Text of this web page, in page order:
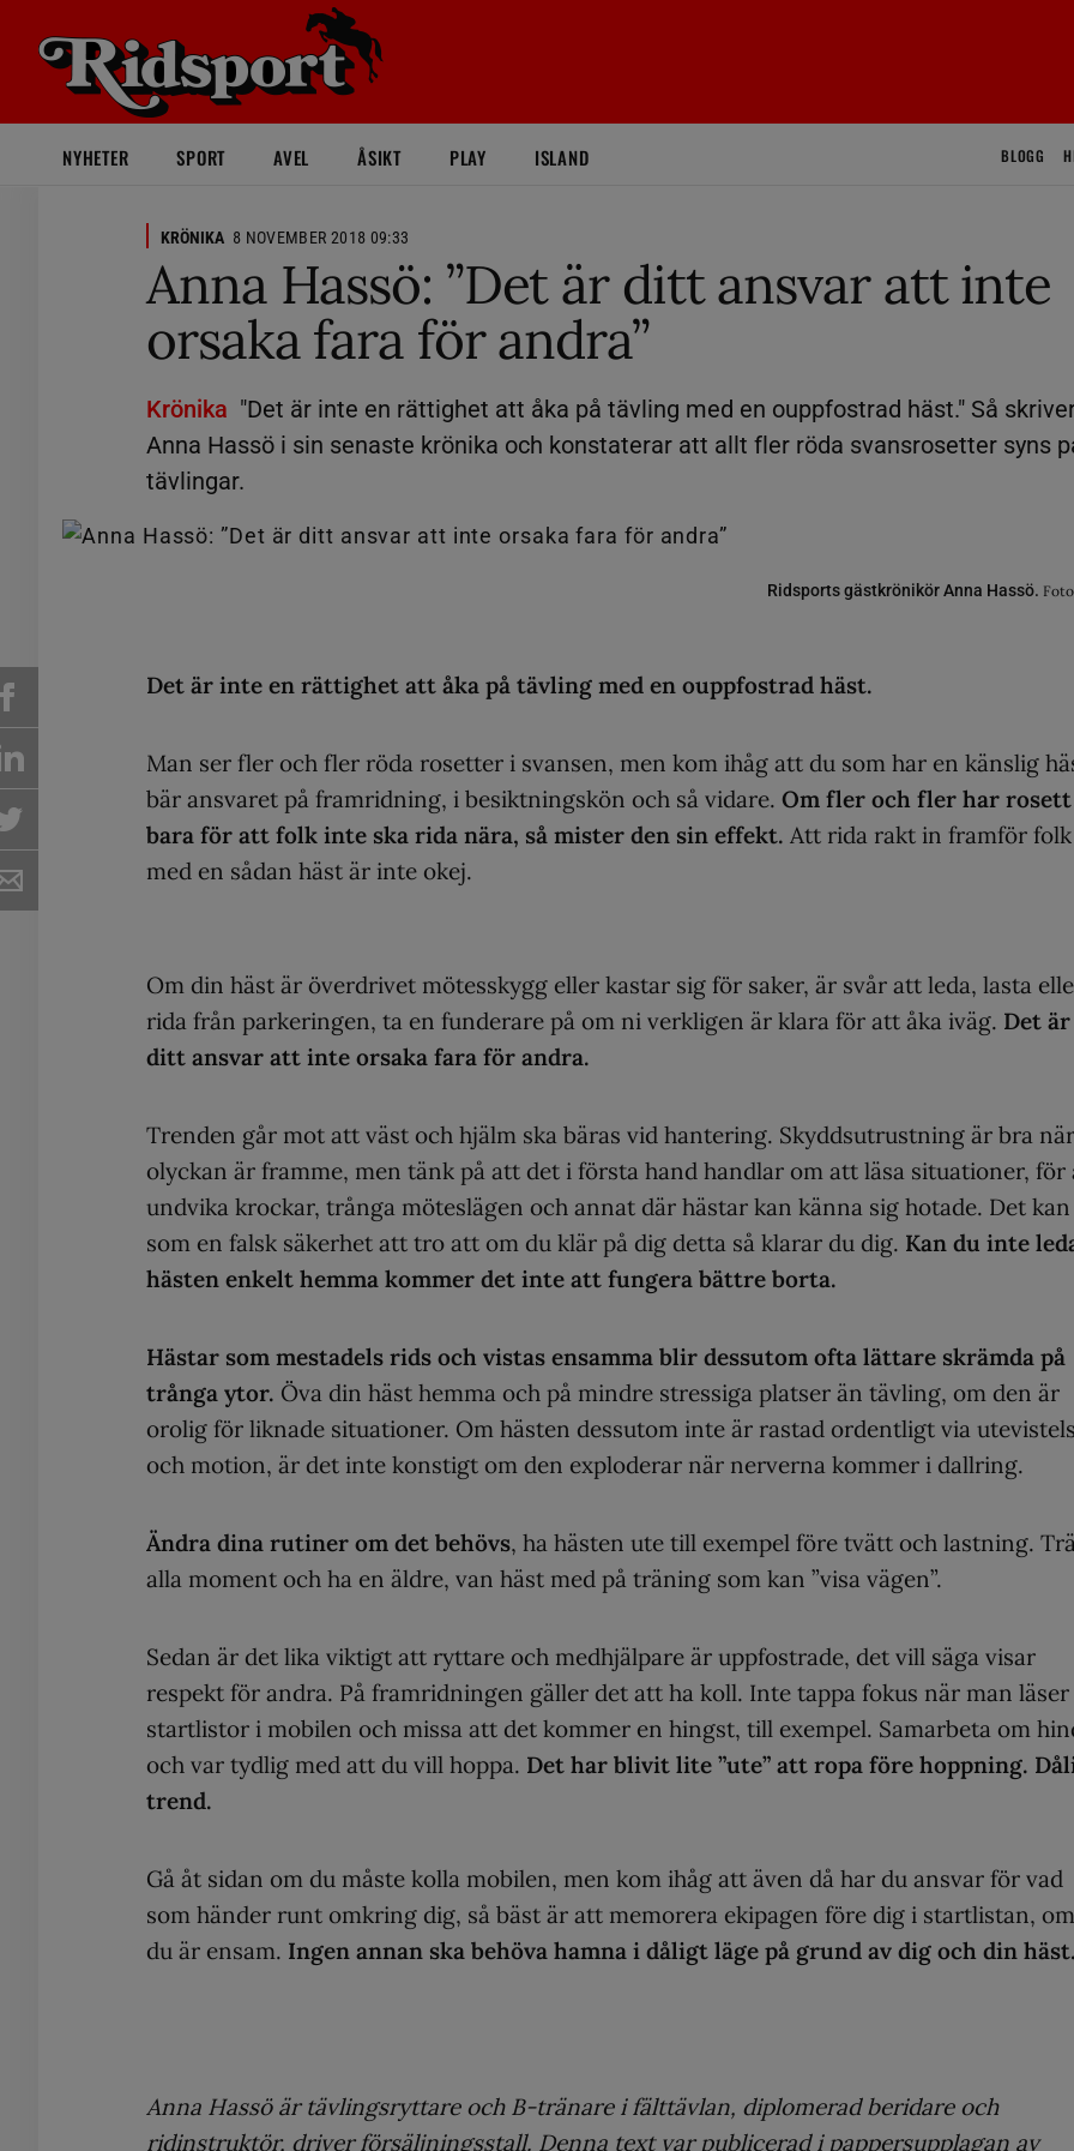
NYHETER SPORT AVEL ÅSIKT PLAY ISLAND BLOGG
KRÖNIKA 8 NOVEMBER 2018 09:33
Anna Hassö: ”Det är ditt ansvar att inte
orsaka fara för andra”
Krönika "Det är inte en rättighet att åka på tävling med en ouppfostrad häst." Så
Anna Hassö i sin senaste krönika och konstaterar att allt fler röda svansrosetter syns
tävlingar.
Ridsports gästkrönikör Anna Hassö.
Det är inte en rättighet att åka på tävling med en ouppfostrad häst.
Man ser fler och fler röda rosetter i svansen, men kom ihåg att du som har en känslig
bär ansvaret på framridning, i besiktningskön och så vidare. Om fler och fler har rosett
bara för att folk inte ska rida nära, så mister den sin effekt. Att rida rakt in framför folk
med en sådan häst är inte okej.
Om din häst är överdrivet mötesskygg eller kastar sig för saker, är svår att leda, lasta
rida från parkeringen, ta en funderare på om ni verkligen är klara för att åka iväg. Det är
ditt ansvar att inte orsaka fara för andra.
Trenden går mot att väst och hjälm ska bäras vid hantering. Skyddsutrustning är bra när
olyckan är framme, men tänk på att det i första hand handlar om att läsa situationer, för
undvika krockar, trånga möteslägen och annat där hästar kan känna sig hotade. Det
som en falsk säkerhet att tro att om du klär på dig detta så klarar du dig. Kan du inte
hästen enkelt hemma kommer det inte att fungera bättre borta.
Hästar som mestadels rids och vistas ensamma blir dessutom ofta lättare skrämda på
trånga ytor. Öva din häst hemma och på mindre stressiga platser än tävling, om den är
orolig för liknade situationer. Om hästen dessutom inte är rastad ordentligt via
och motion, är det inte konstigt om den exploderar när nerverna kommer i dallring.
Ändra dina rutiner om det behövs, ha hästen ute till exempel före tvätt och lastning.
alla moment och ha en äldre, van häst med på träning som kan ”visa vägen”.
Sedan är det lika viktigt att ryttare och medhjälpare är uppfostrade, det vill säga visar
respekt för andra. På framridningen gäller det att ha koll. Inte tappa fokus när man läser
startlistor i mobilen och missa att det kommer en hingst, till exempel. Samarbeta om
och var tydlig med att du vill hoppa. Det har blivit lite ”ute” att ropa före hoppning.
trend.
Gå åt sidan om du måste kolla mobilen, men kom ihåg att även då har du ansvar för vad
som händer runt omkring dig, så bäst är att memorera ekipagen före dig i startlistan, om
du är ensam. Ingen annan ska behöva hamna i dåligt läge på grund av dig och din
Anna Hassö är tävlingsryttare och B-tränare i fälttävlan, diplomerad beridare och
ridinstruktör, driver försäljningsstall. Denna text var publicerad i pappersupplagan av